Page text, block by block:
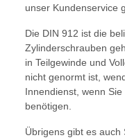
unser Kundenservice
Die DIN 912 ist die
Zylinderschrauben
in Teilgewinde und
nicht genormt ist,
Innendienst, wenn
benötigen.
Übrigens gibt es auch